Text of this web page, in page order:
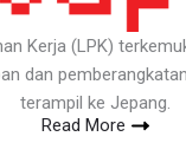
Kerja (LPK)
dan
terampil ke Jepang.
Read More